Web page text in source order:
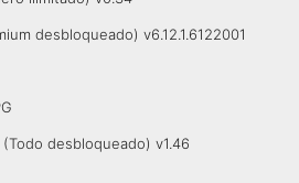
desbloqueado) v6.12.1.6122001
desbloqueado) v1.46